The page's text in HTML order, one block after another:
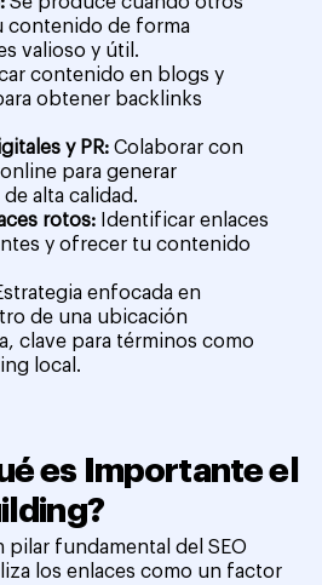
contenido de forma
valioso y útil.
contenido en blogs y
obtener backlinks
y PR: Colaborar con
para generar
alta calidad.
rotos: Identificar enlaces
y ofrecer tu contenido
enfocada en
de una ubicación
clave para términos como
local.
es Importante el
pilar fundamental del SEO
los enlaces como un factor